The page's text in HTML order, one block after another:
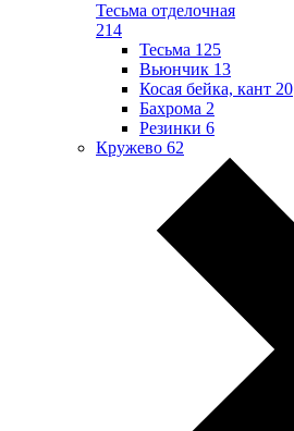
Тесьма отделочная
214
Тесьма 125
Вьюнчик 13
Косая бейка, кант 20
Бахрома 2
Резинки 6
Кружево 62